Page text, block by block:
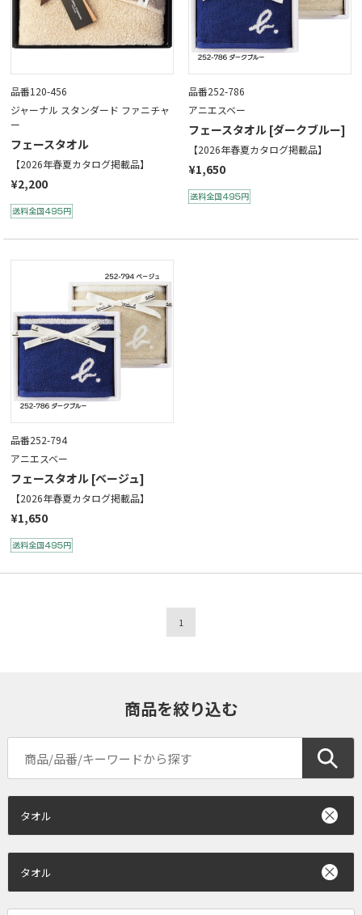
品番120-456
ジャーナル スタンダード ファニチャ
ー
フェースタオル
【2026年春夏カタログ掲載品】
¥2,200
品番252-786
アニエスベー
フェースタオル [ダークブルー]
【2026年春夏カタログ掲載品】
¥1,650
品番252-794
アニエスベー
フェースタオル [ベージュ]
【2026年春夏カタログ掲載品】
¥1,650
1
商品を絞り込む
タオル
タオル